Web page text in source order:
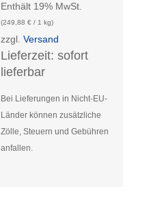
Enthält 19% MwSt.
(249,88€ / 1 kg)
zzgl.Versand
Lieferzeit: sofort
lieferbar
Bei Lieferungen in Nicht-EU-
Länder können zusätzliche
Zölle, Steuern und Gebühren
anfallen.